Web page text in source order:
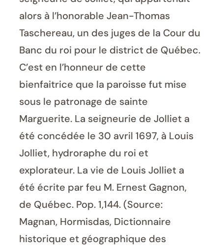
alors à l’honorable Jean-Thomas
Taschereau, un des juges de la Cour du
Banc du roi pour le district de Québec.
C’est en l’honneur de cette
bienfaitrice que la paroisse fut mise
sous le patronage de sainte
Marguerite. La seigneurie de Jolliet a
été concédée le 30 avril 1697, à Louis
Jolliet, hydroraphe du roi et
explorateur. La vie de Louis Jolliet a
été écrite par feu M. Ernest Gagnon,
de Québec. Pop. 1,144. (Source:
Magnan, Hormisdas, Dictionnaire
historique et géographique des